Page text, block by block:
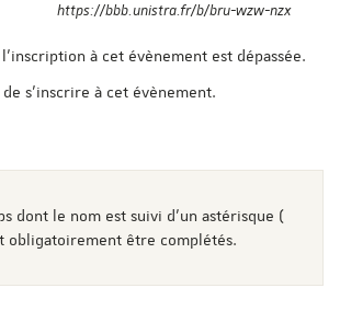
https://bbb.unistra.fr/b/bru-wzw-nzx
à cet évènement est dépassée.
de s'inscrire à cet évènement.
dont le nom est suivi d'un astérisque (
obligatoirement être complétés.